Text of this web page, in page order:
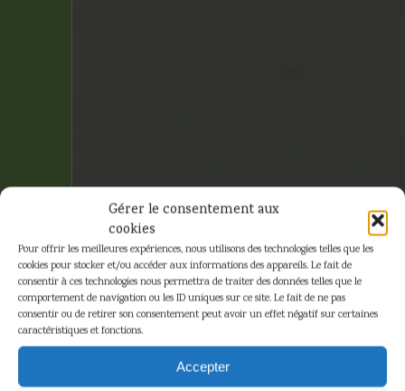
Gérer le consentement aux
cookies
Pour offrir les meilleures expériences, nous utilisons des technologies telles que les
cookies pour stocker et/ou accéder aux informations des appareils. Le fait de
consentir à ces technologies nous permettra de traiter des données telles que le
comportement de navigation ou les ID uniques sur ce site. Le fait de ne pas
consentir ou de retirer son consentement peut avoir un effet négatif sur certaines
caractéristiques et fonctions.
Accepter
Tintin